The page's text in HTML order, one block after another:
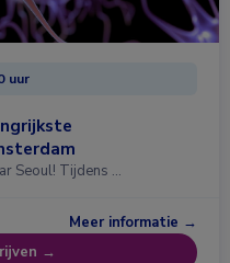
uur
Seoul! Tijdens …
Meer informatie →
→